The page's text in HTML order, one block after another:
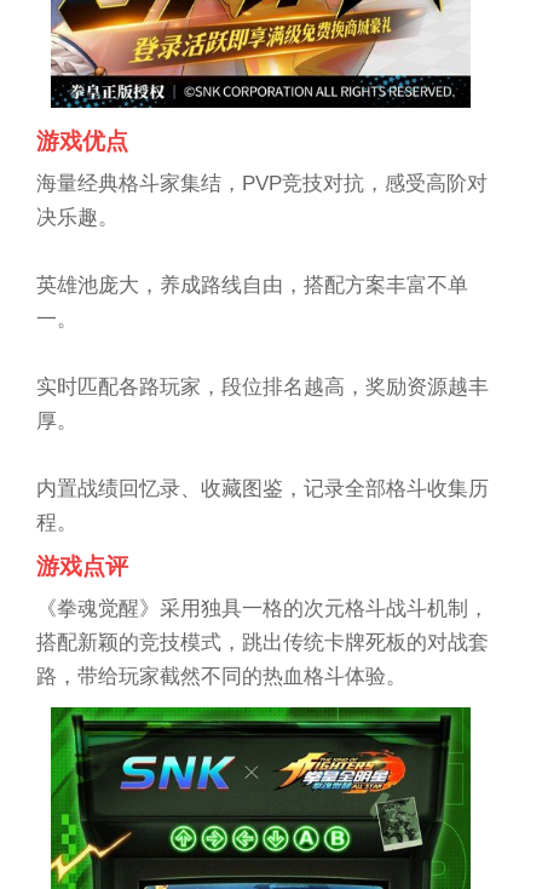
游戏优点
海量经典格斗家集结，PVP竞技对抗，感受高阶对
决乐趣。
英雄池庞大，养成路线自由，搭配方案丰富不单
一。
实时匹配各路玩家，段位排名越高，奖励资源越丰
厚。
内置战绩回忆录、收藏图鉴，记录全部格斗收集历
程。
游戏点评
《拳魂觉醒》采用独具一格的次元格斗战斗机制，
搭配新颖的竞技模式，跳出传统卡牌死板的对战套
路，带给玩家截然不同的热血格斗体验。